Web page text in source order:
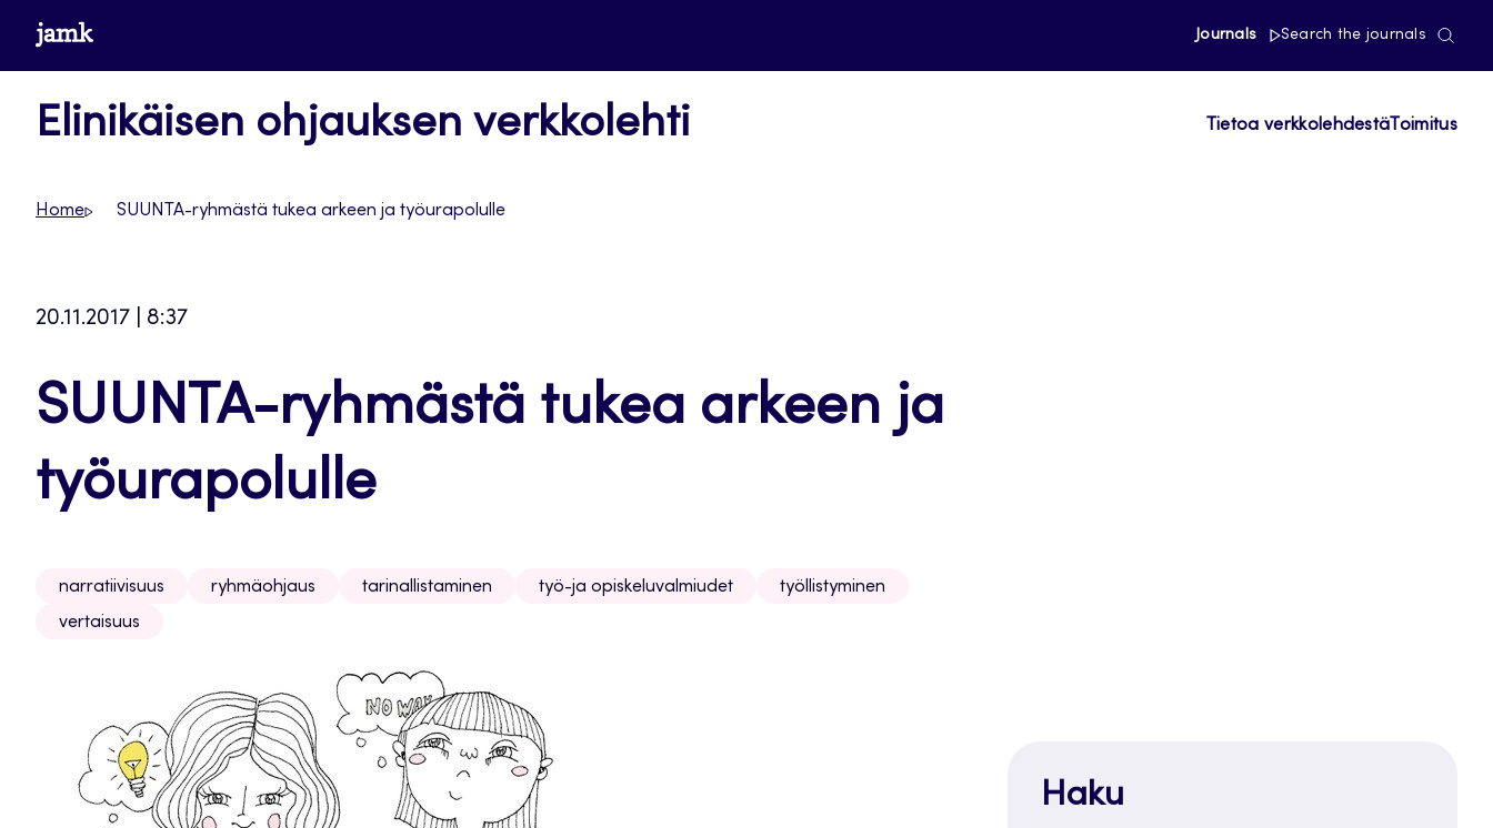
Siirrywww.jamk.fi Journals Search the journals
Elinikäisen ohjauksen verkkolehti Tietoa verkkolehdestä Toimitus
Home SUUNTA-ryhmästä tukea arkeen ja työurapolulle
20.11.2017 | 8:37
SUUNTA-ryhmästä tukea arkeen ja
työurapolulle
narratiivisuus ryhmäohjaus tarinallistaminen työ-ja opiskeluvalmiudet
työllistyminen
vertaisuus
Haku